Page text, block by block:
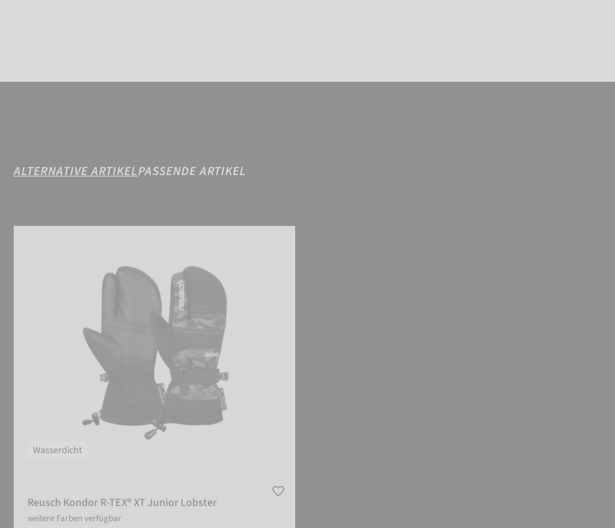
ALTERNATIVE ARTIKELPASSENDE ARTIKEL
Wasserdicht
Reusch Kondor R-TEX® XT Junior Lobster
weitere Farben verfügbar